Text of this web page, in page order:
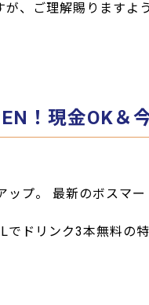
、ご理解賜りますよ
！現金OK＆
ップ。 最新のボスマ
でドリンク3本無料